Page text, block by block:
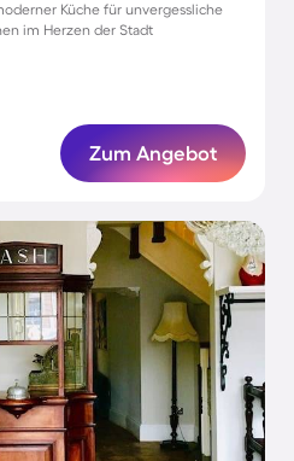
Küche für unvergessliche
im Herzen der Stadt
Zum Angebot